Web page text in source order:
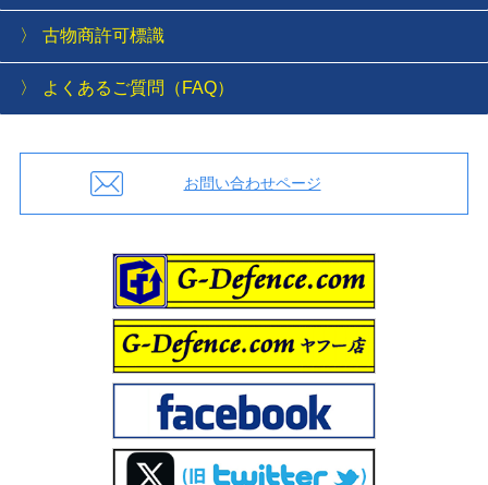
古物商許可標識
よくあるご質問（FAQ）
お問い合わせページ